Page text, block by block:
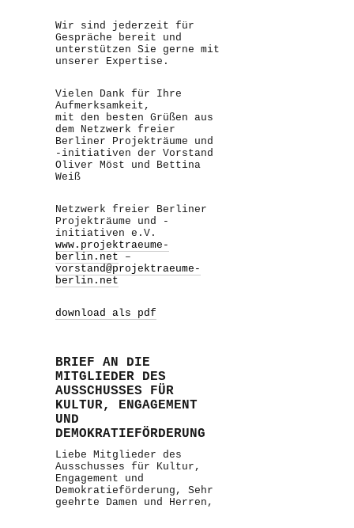
Wir sind jederzeit für
Gespräche bereit und
unterstützen Sie gerne mit
unserer Expertise.
Vielen Dank für Ihre
Aufmerksamkeit,
mit den besten Grüßen aus
dem Netzwerk freier
Berliner Projekträume und
-initiativen der Vorstand
Oliver Möst und Bettina
Weiß
Netzwerk freier Berliner
Projekträume und -
initiativen e.V.
www.projektraeume-
berlin.net –
vorstand@projektraeume-
berlin.net
download als pdf
BRIEF AN DIE
MITGLIEDER DES
AUSSCHUSSES FÜR
KULTUR, ENGAGEMENT
UND
DEMOKRATIEFÖRDERUNG
Liebe Mitglieder des
Ausschusses für Kultur,
Engagement und
Demokratieförderung, Sehr
geehrte Damen und Herren,